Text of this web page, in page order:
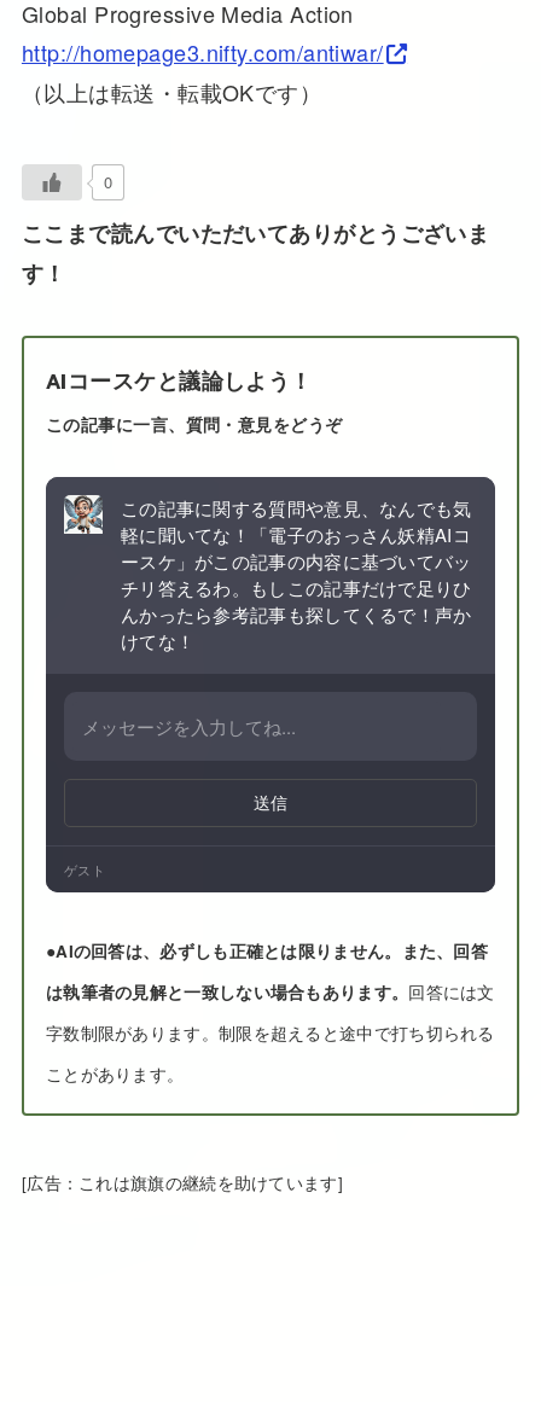
Global Progressive Media Action
http://homepage3.nifty.com/antiwar/
（以上は転送・転載OKです）
0
ここまで読んでいただいてありがとうございま
す！
AIコースケと議論しよう！
この記事に一言、質問・意見をどうぞ
この記事に関する質問や意見、なんでも気
軽に聞いてな！「電子のおっさん妖精AIコ
ースケ」がこの記事の内容に基づいてバッ
チリ答えるわ。もしこの記事だけで足りひ
んかったら参考記事も探してくるで！声か
けてな！
送信
ゲスト
●AIの回答は、必ずしも正確とは限りません。また、回答
は執筆者の見解と一致しない場合もあります。 回答には文
字数制限があります。制限を超えると途中で打ち切られる
ことがあります。
[広告：これは旗旗の継続を助けています]